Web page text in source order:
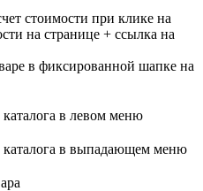
стоимости при клике на
на странице + ссылка на
в фиксированной шапке на
в левом меню
каталога в выпадающем меню